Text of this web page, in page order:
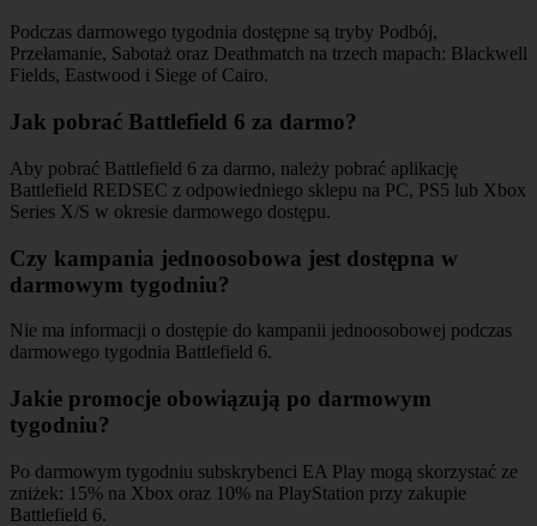
Podczas darmowego tygodnia dostępne są tryby Podbój,
Przełamanie, Sabotaż oraz Deathmatch na trzech mapach: Blackwell
Fields, Eastwood i Siege of Cairo.
Jak pobrać Battlefield 6 za darmo?
Aby pobrać Battlefield 6 za darmo, należy pobrać aplikację
Battlefield REDSEC z odpowiedniego sklepu na PC, PS5 lub Xbox
Series X/S w okresie darmowego dostępu.
Czy kampania jednoosobowa jest dostępna w
darmowym tygodniu?
Nie ma informacji o dostępie do kampanii jednoosobowej podczas
darmowego tygodnia Battlefield 6.
Jakie promocje obowiązują po darmowym
tygodniu?
Po darmowym tygodniu subskrybenci EA Play mogą skorzystać ze
zniżek: 15% na Xbox oraz 10% na PlayStation przy zakupie
Battlefield 6.